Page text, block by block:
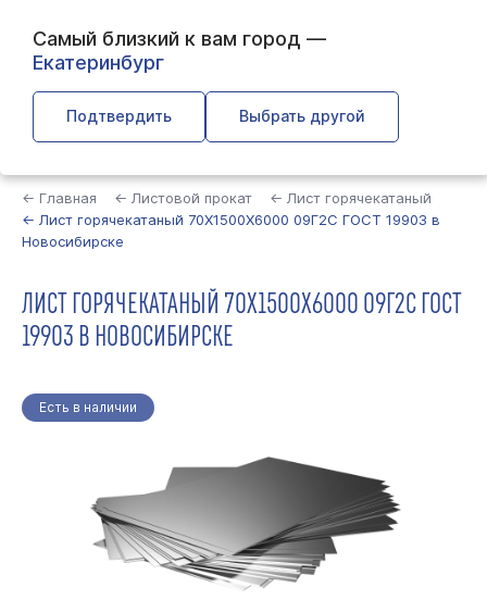
Самый близкий к вам город —
Екатеринбург
Подтвердить Выбрать другой
← Главная ← Листовой прокат
← Лист горячекатаный
← Лист горячекатаный 70Х1500Х6000 09Г2С ГОСТ 19903 в
Новосибирске
ЛИСТ ГОРЯЧЕКАТАНЫЙ 70Х1500Х6000 09Г2С ГОСТ
19903 В НОВОСИБИРСКЕ
Есть в наличии